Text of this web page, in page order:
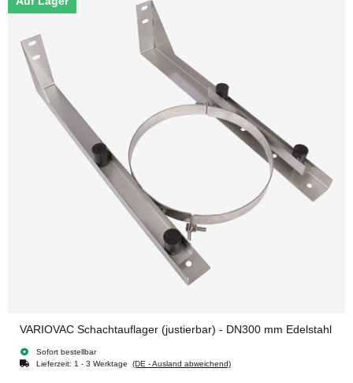
VARIOVAC Schachtauflager (justierbar) - DN300 mm Edelstahl
Sofort bestellbar
Lieferzeit: 1 - 3 Werktage (DE - Ausland abweichend)